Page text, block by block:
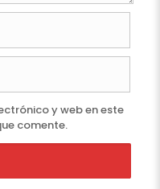
y web en este
comente.